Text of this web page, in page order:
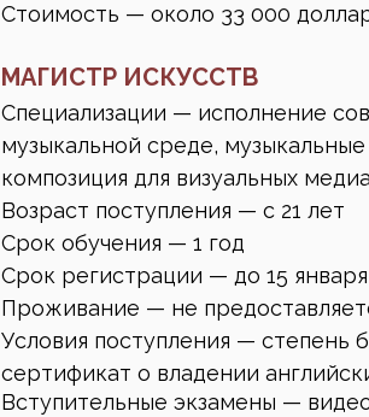
Стоимость — около 33 000
МАГИСТР ИСКУССТВ
Специализации — исполнение
музыкальной среде,
композиция для визуальных медиа
Возраст поступления — с 21 лет
Срок обучения — 1 год
Срок регистрации — до 15 января
Проживание — не
Условия поступления — степень
сертификат о владении
Вступительные экзамены —